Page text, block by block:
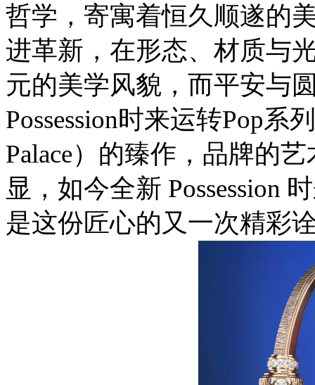
哲学 ，寄寓着恒久顺遂的
进革新，在形态、材质与
元的美学风貌 ，而平安与
Possession时来运转Pop系列
Palace） 的臻作， 品牌的艺
显，如今全新 Possession
是这份匠心的又一次精彩